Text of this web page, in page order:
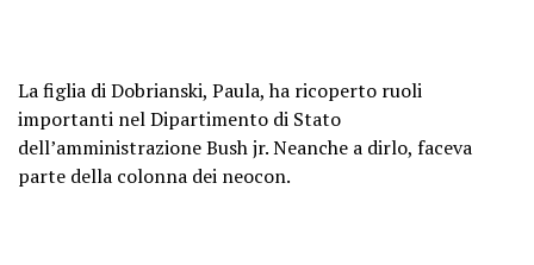
La figlia di Dobrianski, Paula, ha ricoperto ruoli
importanti nel Dipartimento di Stato
dell’amministrazione Bush jr. Neanche a dirlo, faceva
parte della colonna dei neocon.